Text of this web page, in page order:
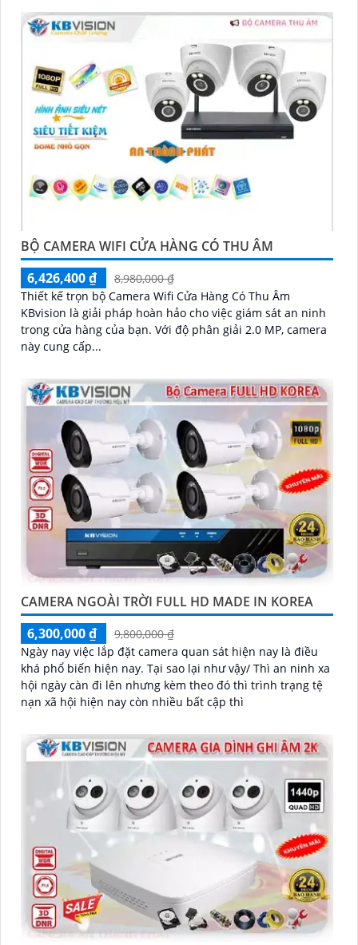
BỘ CAMERA WIFI CỬA HÀNG CÓ THU ÂM
6,426,400 ₫
8,980,000 ₫
Thiết kế trọn bộ Camera Wifi Cửa Hàng Có Thu Âm
KBvision là giải pháp hoàn hảo cho việc giám sát an ninh
trong cửa hàng của bạn. Với độ phân giải 2.0 MP, camera
này cung cấp...
CAMERA NGOÀI TRỜI FULL HD MADE IN KOREA
6,300,000 ₫
9,800,000 ₫
Ngày nay việc lắp đặt camera quan sát hiện nay là điều
khá phổ biến hiện nay. Tại sao lại như vậy/ Thì an ninh xa
hội ngày càn đi lên nhưng kèm theo đó thì trình trạng tệ
nạn xã hội hiện nay còn nhiều bất cập thì